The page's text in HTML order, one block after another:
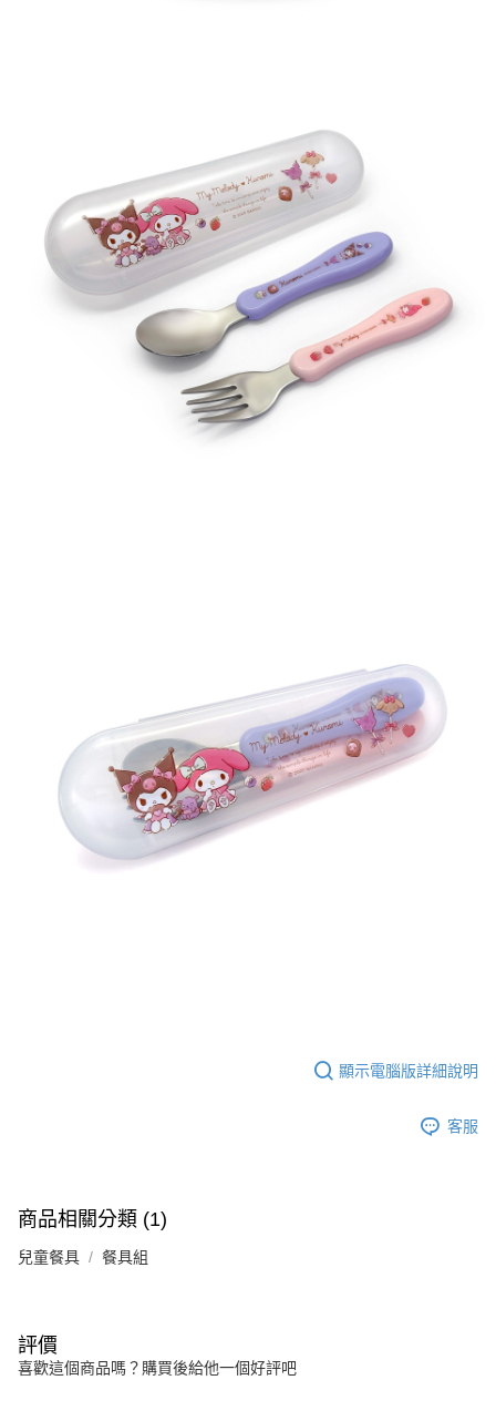
顯示電腦版詳細說明
客服
商品相關分類 (1)
兒童餐具 餐具組
評價
喜歡這個商品嗎？購買後給他一個好評吧